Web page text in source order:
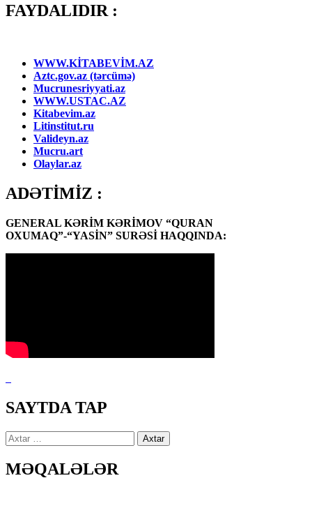
FAYDALIDIR :
WWW.KİTABEVİM.AZ
Aztc.gov.az (tərcümə)
Mucrunesriyyati.az
WWW.USTAC.AZ
Kitabevim.az
Litinstitut.ru
Valideyn.az
Mucru.art
Olaylar.az
ADƏTİMİZ :
GENERAL KƏRİM KƏRİMOV “QURAN
OXUMAQ”-“YASİN” SURƏSİ HAQQINDA:
SAYTDA TAP
Axtarış:
MƏQALƏLƏR